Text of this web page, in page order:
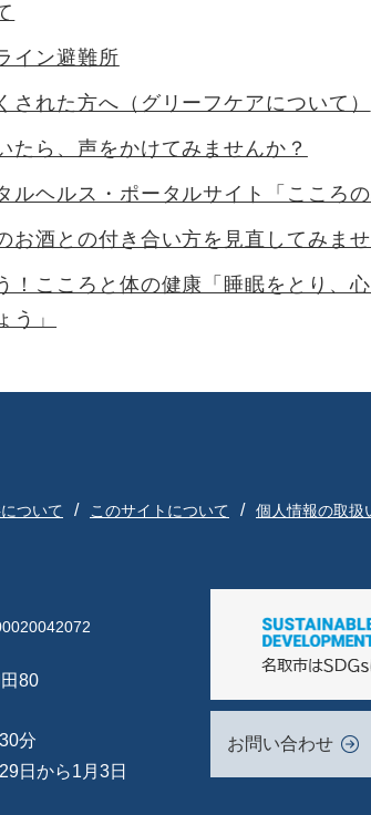
イン避難所
された方へ（グリーフケアについて）
たら、声をかけてみませんか？
ルヘルス・ポータルサイト「こころ
お酒との付き合い方を見直してみませ
！こころと体の健康「睡眠をとり、
う」
ついて このサイトについて 個人情報の取扱
80
分
日から1月3日
お問い合わせ